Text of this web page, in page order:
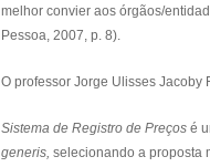
melhor convier aos órgãos/
Pessoa, 2007, p. 8).
O professor Jorge Ulisses Jacoby
Sistema de Registro de Preços é
generis, selecionando a proposta